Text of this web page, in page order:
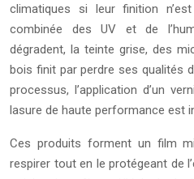
climatiques si leur finition
combinée des UV et de
dégradent, la teinte grise, des
bois finit par perdre ses qualités
processus, l’application d’un
lasure de haute performance est
Ces produits forment un film
respirer tout en le protégeant de